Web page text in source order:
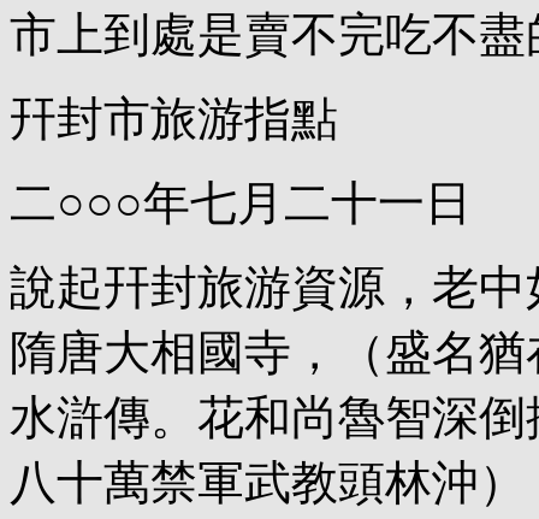
市上到處是賣不完吃不
幵封市旅游指點
二○○○年七月二十一日
說起幵封旅游資源，老
隋唐大相國寺，（盛名
水滸傳。花和尚魯智深
八十萬禁軍武教頭林沖